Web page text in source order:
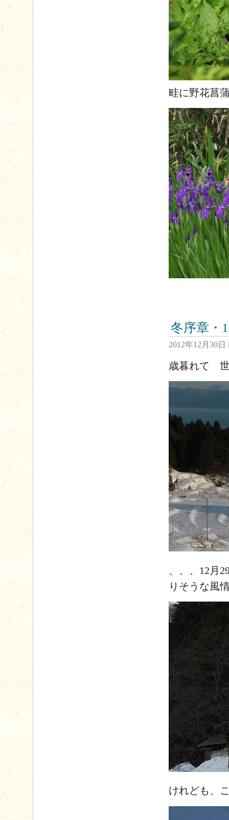
畦に野花菖
冬序章・
2012年12月30日
歳暮れて
、、、12月
りそうな風
けれども、